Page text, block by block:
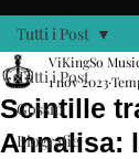
Tutti i Post
Gossip
Biografie
Tutti i Post
Scintille
Annalisa:
ViKingSo
1 nov 2023